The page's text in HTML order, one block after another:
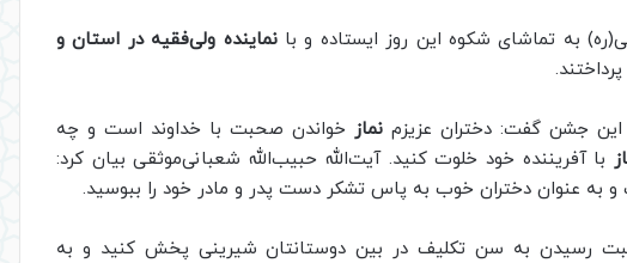
به تماشای شکوه این روز ایستاده و بانماینده ولی‌فقیه در استان و
این جشن گفت: دختران عزیزم نماز خواندن صحبت با خداوند است و چه
با آفریننده خود خلوت کنید. آیت‌الله حبیب‌الله شعبانی‌موثقی بیان کرد:
و به عنوان دختران خوب به پاس تشکر دست پدر و مادر خود را ببوسید.
رسیدن به سن تکلیف در بین دوستانتان شیرینی پخش کنید و به